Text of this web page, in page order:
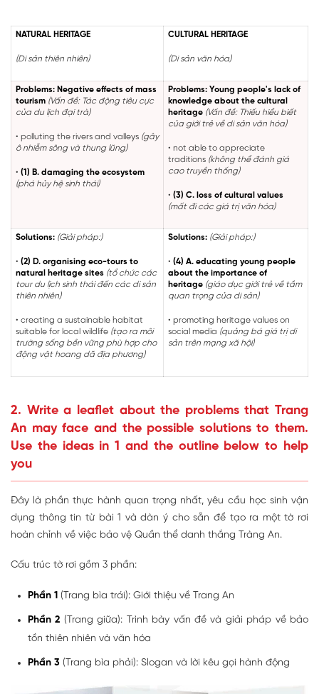
NATURAL HERITAGE
(Di sản thiên nhiên)
CULTURAL HERITAGE
(Di sản văn hóa)
Problems: Negative effects of mass
tourism (Vấn đề: Tác động tiêu cực
của du lịch đại trà)
• polluting the rivers and valleys (gây
ô nhiễm sông và thung lũng)
• (1) B. damaging the ecosystem
(phá hủy hệ sinh thái)
Problems: Young people's lack of
knowledge about the cultural
heritage (Vấn đề: Thiếu hiểu biết
của giới trẻ về di sản văn hóa)
• not able to appreciate
traditions (không thể đánh giá
cao truyền thống)
• (3) C. loss of cultural values
(mất đi các giá trị văn hóa)
Solutions: (Giải pháp:)
• (2) D. organising eco-tours to
natural heritage sites (tổ chức các
tour du lịch sinh thái đến các di sản
thiên nhiên)
• creating a sustainable habitat
suitable for local wildlife (tạo ra môi
trường sống bền vững phù hợp cho
động vật hoang dã địa phương)
Solutions: (Giải pháp:)
• (4) A. educating young people
about the importance of
heritage (giáo dục giới trẻ về tầm
quan trọng của di sản)
• promoting heritage values on
social media (quảng bá giá trị di
sản trên mạng xã hội)
2. Write a leaflet about the problems that Trang
An may face and the possible solutions to them.
Use the ideas in 1 and the outline below to help
you
Đây là phần thực hành quan trọng nhất, yêu cầu học sinh vận
dụng thông tin từ bài 1 và dàn ý cho sẵn để tạo ra một tờ rơi
hoàn chỉnh về việc bảo vệ Quần thể danh thắng Tràng An.
Cấu trúc tờ rơi gồm 3 phần:
Phần 1 (Trang bìa trái): Giới thiệu về Trang An
Phần 2 (Trang giữa): Trình bày vấn đề và giải pháp về bảo
tồn thiên nhiên và văn hóa
Phần 3 (Trang bìa phải): Slogan và lời kêu gọi hành động